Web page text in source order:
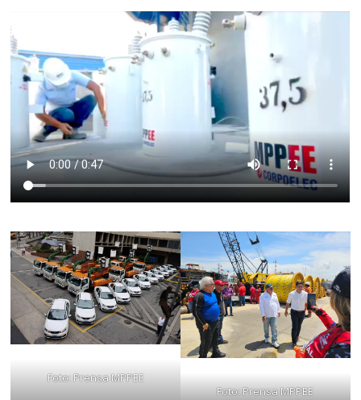
Foto: Prensa MPPEE
Foto: Prensa MPPEE